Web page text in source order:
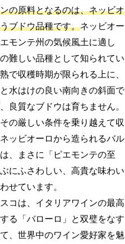
の原料となるのは、ネッビオ
ブドウ品種です。ネッビオー
モンテ州の気候風土に適し
難しい品種として知られてい
で収穫時期が限られる上に、
水はけの良い南向きの斜面で
良質なブドウは育ちません。
の厳しい条件を乗り越えて収
ッビオーロから造られるバル
、まさに「ピエモンテの至
にふさわしい、高貴な味わい
せています。
コは、イタリアワインの最高
る「バローロ」と双璧をなす
、世界中のワイン愛好家を魅